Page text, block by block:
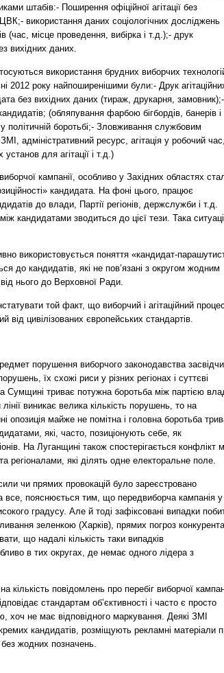
штабів:- Поширення офіційної агітації без
використання даних соціологічних досліджень
(час, місце проведення, вибірка і т.д.);- друк
вихідних даних.
використання брудних виборчих
2012 року найпоширенішими були:- Друк
без вихідних даних (тираж, друкарня, замовник);-
(обляпування фарбою бігбордів, банерів і
боротьбі;- Зловживання службовим
адміністративний ресурс, агітація у робочий час,
для агітації і т.д.)
кампанії, особливо у Західних областях
кандидата. На фоні цього, працює
до влади, Партії регіонів, держслужби і т.д.
кандидатами зводиться до цієї тези. Така
використовується поняття «кандидат-
до кандидатів, які не пов’язані з округом жодним
нього до Верховної Ради.
той факт, що виборчий і агітаційний
від цивілізованих європейських стандартів.
порушення виборчого законодавства
їх схожі риси у різних регіонах і суттєві
Сумщині триває потужна боротьба між партією
виникає велика кількість порушень, то на
опозиція майже не помітна і головна боротьба
які, часто, позиціонують себе, як
На Луганщині також спостерігається конфлікт
регіоналами, які ділять одне електоральне поле.
чи прямих провокацій було зареєстровано
все, пояснюється тим, що передвиборча кампанія у
градусу. Але й тоді зафіксовані випадки
зеленкою (Харків), прямих погроз
що надалі кількість таки випадків
в тих округах, де немає одного лідера з
кількість повідомлень про перебіг виборчої
стандартам об’єктивності і часто є просто
хоч не має відповідного маркування. Деякі ЗМІ
кандидатів, розміщують рекламні матеріали
без жодних позначень.